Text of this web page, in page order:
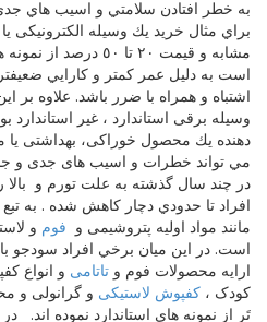
به خطر افتادن سلامتي و اسيب هاي
براي مثال خريد يك وسيله الكترونيكی
مشابه و قيمت ٢٠ تا ٥٠
است به دليل عمر كمتر و كارايي
اشتباه و همراه با ضرر باشد. علاوه بر
وسيله برقی استاندارد ، غير
دهنده يك محصول خوراكی، بهداشتی يا
مي تواند خطرات و اسيب های جدی و
در چند سال گذشته به علت تورم و بالا
افراد تا حدودي دچار كاهش شده . به
مانند مواد اوليه پتروشيمی و فوم و
است. در اين ميان برخي افراد سودجو با
ارايه محصولات فوم و تاتامی و انواع
کودک ، کفپوش لاستیکی و گرانولی و
تَر از نمونه های استاندارد نموده اند.